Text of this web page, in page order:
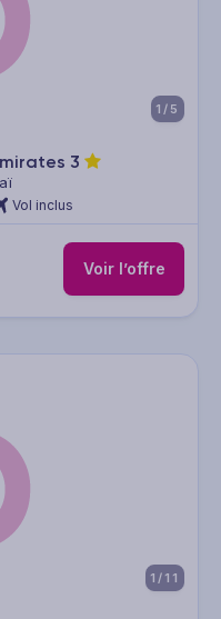
1/5
3
Vol inclus
Voir l’offre
1/11